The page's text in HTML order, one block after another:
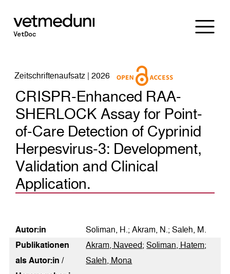
Zeitschriftenaufsatz | 2026
CRISPR-Enhanced RAA-
SHERLOCK Assay for Point-
of-Care Detection of Cyprinid
Herpesvirus-3: Development,
Validation and Clinical
Application.
Autor:in
Soliman, H.; Akram, N.; Saleh, M.
Publikationen
als Autor:in /
Akram, Naveed;Soliman, Hatem;
Saleh, Mona